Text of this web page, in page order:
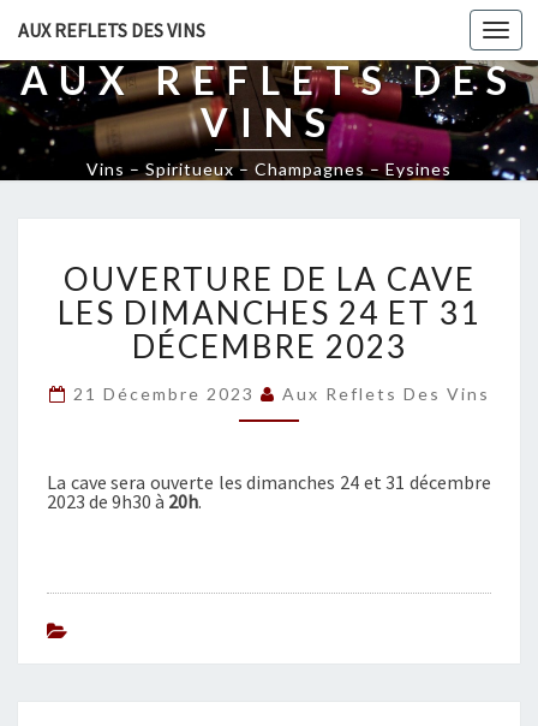
AUX REFLETS DES VINS
AUX REFLETS DES
VINS
Vins – Spiritueux – Champagnes – Eysines
V
E
R
T
D
C
L
OUVERTURE DE LA CAVE
LES DIMANCHES 24 ET 31
DÉCEMBRE 2023
21 Décembre 2023 Aux Reflets Des Vins
La cave sera ouverte les dimanches 24 et 31 décembre
2023 de 9h30 à 20h.